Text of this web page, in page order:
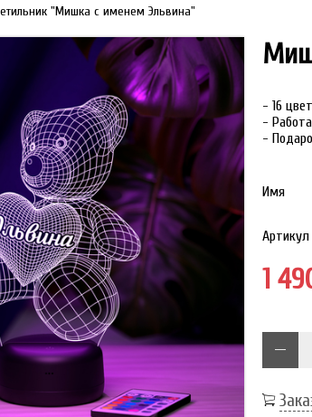
"Мишка с именем Эльвина"
- 16
-
-
Имя
Артикул
1